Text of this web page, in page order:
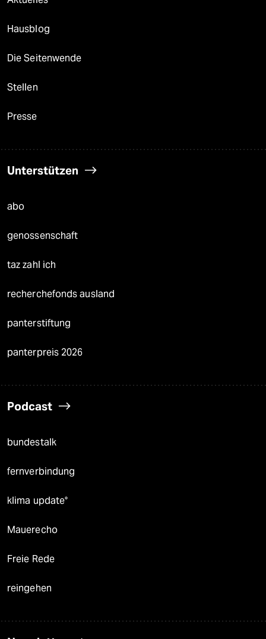
Hausblog
Die Seitenwende
Stellen
Presse
Unterstützen
abo
genossenschaft
taz zahl ich
recherchefonds ausland
panterstiftung
panterpreis 2026
Podcast
bundestalk
fernverbindung
klima update°
Mauerecho
Freie Rede
reingehen